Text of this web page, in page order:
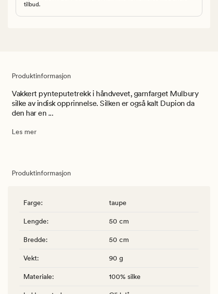
tilbud.
Produktinformasjon
Vakkert pynteputetrekk i håndvevet, garnfarget Mulbury
silke av indisk opprinnelse. Silken er også kalt Dupion da
den har en ...
Les mer
Produktinformasjon
Farge: taupe
Lengde: 50 cm
Bredde: 50 cm
Vekt: 90 g
Materiale: 100% silke